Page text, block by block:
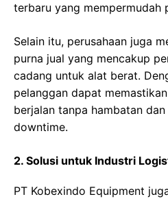
terbaru yang mempermudah
Selain itu, perusahaan juga
purna jual yang mencakup
cadang untuk alat berat.
pelanggan dapat
berjalan tanpa hambatan
downtime.
2. Solusi untuk Industri
PT Kobexindo Equipment